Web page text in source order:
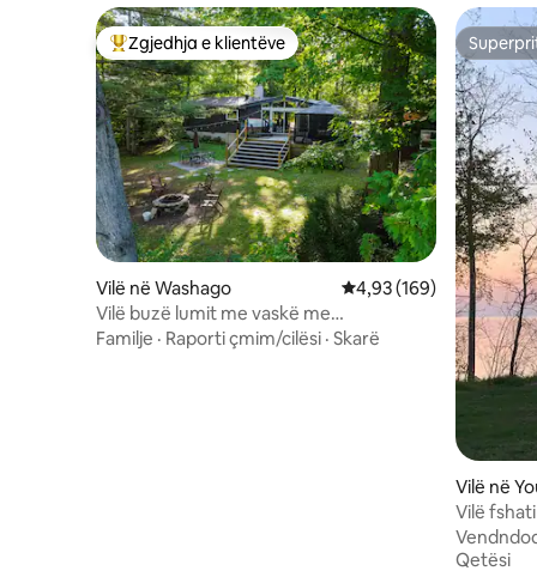
Më të mirat e zgjedhjeve të klientëve
Zgjedhja e klientëve
Vilë në Washago Vlerësimi mesatar 4,93
4,93 (169)
Vilë buzë lumit me vaskë me
hidromasazh pranë Muskoka
Familje · Raporti çmim/cilësi · Skarë
Vilë në
Vilë
SHBA
Qetësi